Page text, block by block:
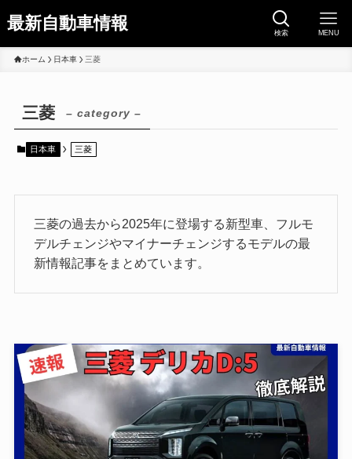
最新自動車情報 検索 MENU
ホーム 日本車 三菱
三菱 – category –
日本車 三菱
三菱の過去から2025年に登場する新型車、フルモ
デルチェンジやマイナーチェンジするモデルの最
新情報記事をまとめています。